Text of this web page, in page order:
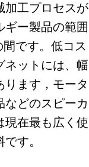
加工プロセスが
ギー製品の範囲
です。低コス
ネットには、幅
ります，モータ
などのスピーカ
現在最も広く使
す。